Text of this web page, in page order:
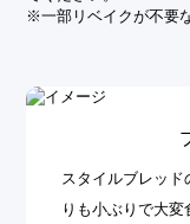
※一部リベイクが不要
スタイルブレッド
りも小ぶりで大